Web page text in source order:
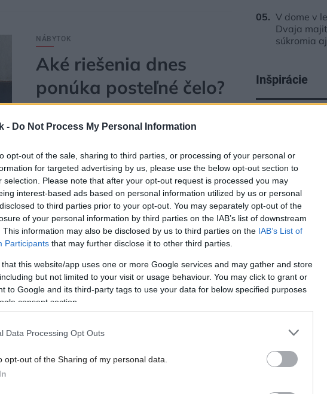
- Do Not Process My Personal Information
opt-out of the sale, sharing to third parties, or processing of your personal or
for targeted advertising by us, please use the below opt-out section to
selection. Please note that after your opt-out request is processed you may
interest-based ads based on personal information utilized by us or personal
to third parties prior to your opt-out. You may separately opt-out of the
of your personal information by third parties on the IAB’s list of downstream
This information may also be disclosed by us to third parties on the IAB’s List of
Participants that may further disclose it to other third parties.
that this website/app uses one or more Google services and may gather and store
but not limited to your visit or usage behaviour. You may click to grant or
to Google and its third-party tags to use your data for below specified purposes
consent section.
Data Processing Opt Outs
opt-out of the Sharing of my personal data.
NÁBYTOK
Aké riešenia dnes
ponúka posteľné čelo?
dodatočne, môže vám neraz ponúknuť oveľa viac
07. 04. 2014
10 x originálne
posteľné čelo
Väčšina z nás si do postele hocikoho nepustí, ale
V dome v
Dvaja
súkromia
Inšpirácie
Najnovšie